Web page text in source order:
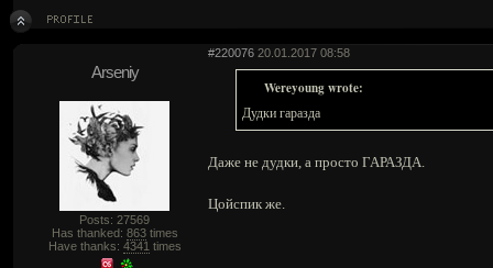
#220076 20.01.2017 08:58
Arseniy
Posts: 27569
Has thanked: 863times
Have thanks: 4341 times
Wereyoung wrote:
Дудки гаразда
Даже не дудки, а просто ГАРАЗДА.
Цойспик же.